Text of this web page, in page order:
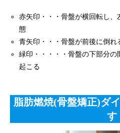
赤矢印・・・骨盤が横回転し
態
青矢印・・・骨盤が前後に倒
緑印・・・・・骨盤の下部分
起こる
脂肪燃焼(骨盤矯正)ダ
す